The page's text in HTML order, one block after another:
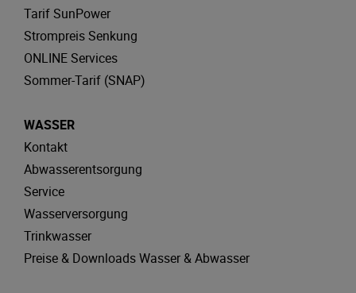
Tarif SunPower
Strompreis Senkung
ONLINE Services
Sommer-Tarif (SNAP)
WASSER
Kontakt
Abwasserentsorgung
Service
Wasserversorgung
Trinkwasser
Preise & Downloads Wasser & Abwasser